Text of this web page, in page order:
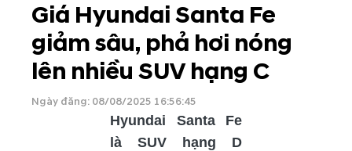
Giá Hyundai Santa Fe
giảm sâu, phả hơi nóng
lên nhiều SUV hạng C
Ngày đăng: 08/08/2025 16:56:45
Hyundai Santa Fe
là SUV hạng D